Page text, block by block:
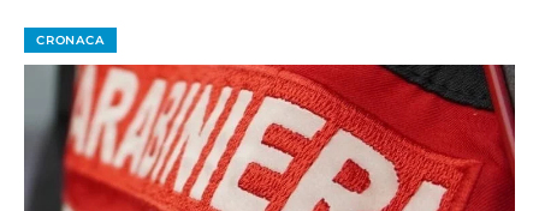
CRONACA